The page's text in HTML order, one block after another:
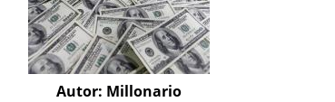
Autor: Millonario